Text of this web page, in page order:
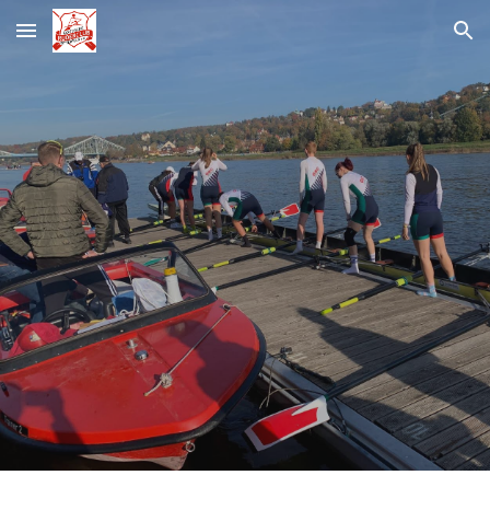
Skip to main content Skip to navigation